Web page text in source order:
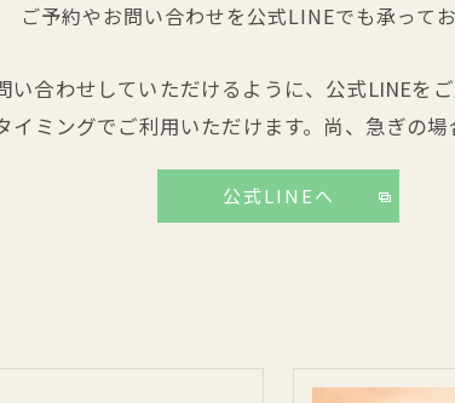
ご予約やお問い合わせを公式LINEでも承ってお
合わせしていただけるように、公式LINEをご
ミングでご利用いただけます。尚、急ぎの場
公式LINEへ